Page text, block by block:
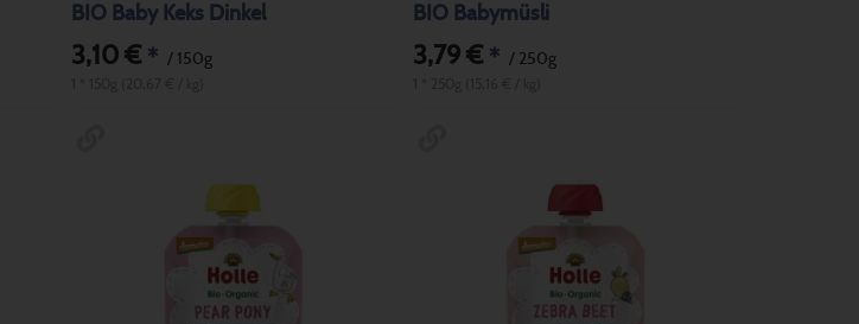
BIO Baby Keks Dinkel
3,10 €* / 150g
BIO Babymüsli
3,79 € * / 250g